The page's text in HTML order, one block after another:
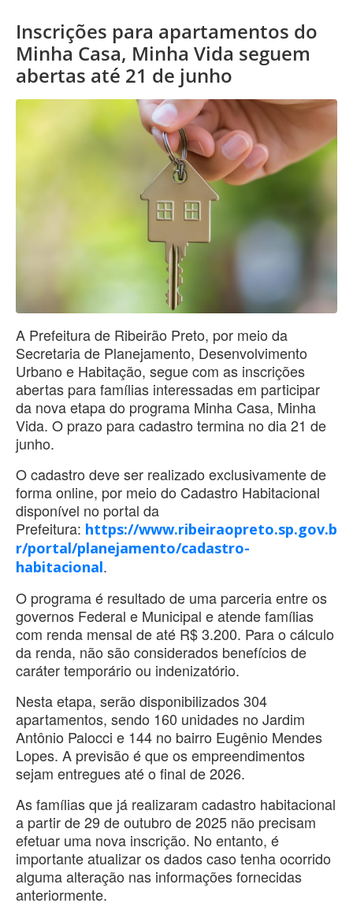
Inscrições para apartamentos do
Minha Casa, Minha Vida seguem
abertas até 21 de junho
A Prefeitura de Ribeirão Preto, por meio da
Secretaria de Planejamento, Desenvolvimento
Urbano e Habitação, segue com as inscrições
abertas para famílias interessadas em participar
da nova etapa do programa Minha Casa, Minha
Vida. O prazo para cadastro termina no dia 21 de
junho.
O cadastro deve ser realizado exclusivamente de
forma online, por meio do Cadastro Habitacional
disponível no portal da
Prefeitura: https://www.ribeiraopreto.sp.gov.b
r/portal/planejamento/cadastro-
habitacional.
O programa é resultado de uma parceria entre os
governos Federal e Municipal e atende famílias
com renda mensal de até R$ 3.200. Para o cálculo
da renda, não são considerados benefícios de
caráter temporário ou indenizatório.
Nesta etapa, serão disponibilizados 304
apartamentos, sendo 160 unidades no Jardim
Antônio Palocci e 144 no bairro Eugênio Mendes
Lopes. A previsão é que os empreendimentos
sejam entregues até o final de 2026.
As famílias que já realizaram cadastro habitacional
a partir de 29 de outubro de 2025 não precisam
efetuar uma nova inscrição. No entanto, é
importante atualizar os dados caso tenha ocorrido
alguma alteração nas informações fornecidas
anteriormente.